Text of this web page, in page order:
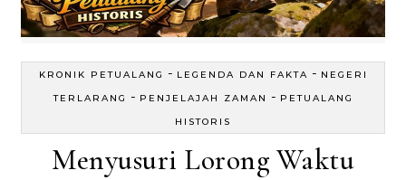
KRONIK PETUALANG - LEGENDA DAN FAKTA - NEGERI
TERLARANG
- PENJELAJAH ZAMAN - PETUALANG
HISTORIS
Menyusuri Lorong Waktu